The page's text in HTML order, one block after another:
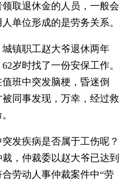
取退休金的人员，一般会
单位形成的是劳务关系。
镇职工赵大爷退休两年
岁时找了一份安保工作。
班中突发脑梗，昏迷倒
同事发现，万幸，经过救
疾病是否属于工伤呢？
，仲裁委以赵大爷已达到
劳动人事仲裁案件中“劳